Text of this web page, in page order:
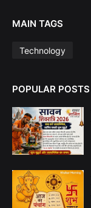
MAIN TAGS
Technology
POPULAR POSTS